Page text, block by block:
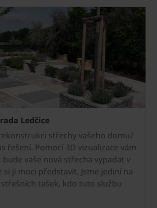
Ledčice
střechy vašeho domu?
řešení. Pomocí 3D vizualizace vám
bude vaše nová střecha vypadat v
si ji moci představit. Jsme jediní na
tašek, kdo tuto službu